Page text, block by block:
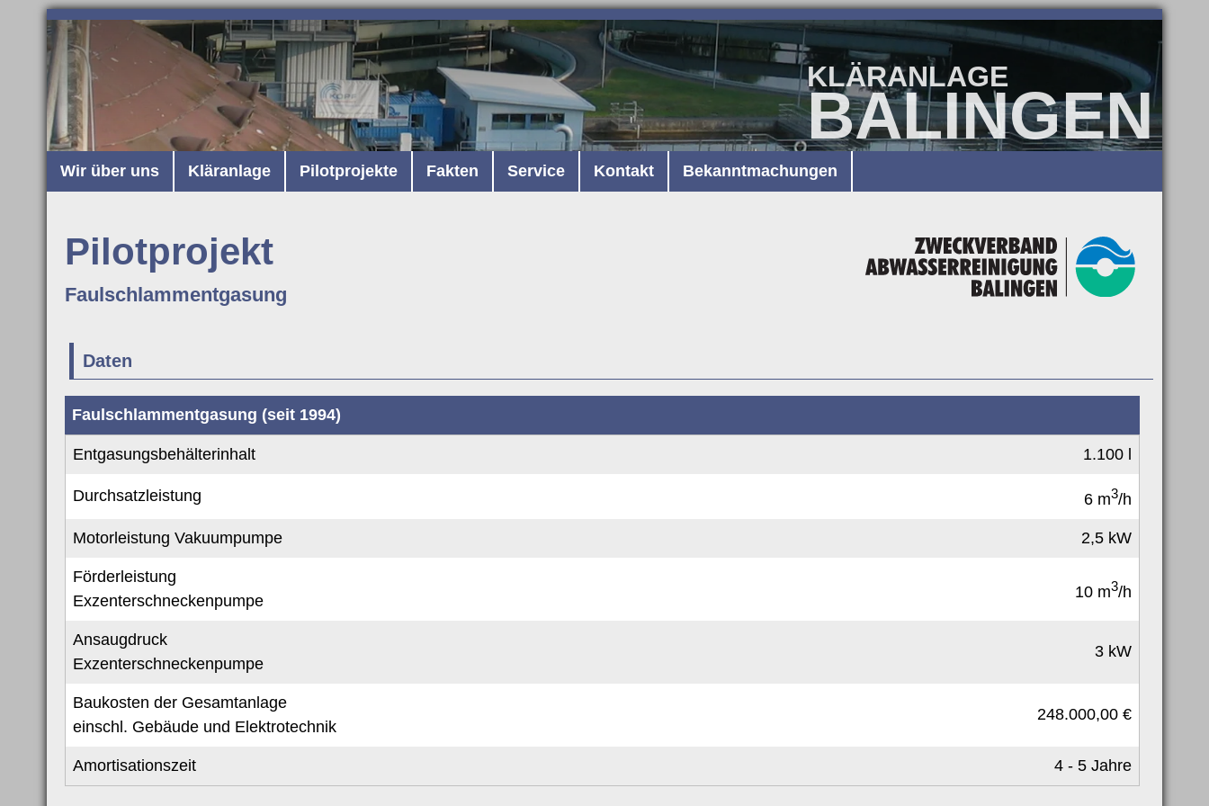
KLÄRANLAGE
BALINGEN
Wir über uns Kläranlage Pilotprojekte Fakten Service Kontakt Bekanntmachungen
Pilotprojekt
Faulschlammentgasung
Daten
Faulschlammentgasung (seit 1994)
Entgasungsbehälterinhalt 1.100 l
Durchsatzleistung 6 m3/h
Motorleistung Vakuumpumpe 2,5 kW
Förderleistung
Exzenterschneckenpumpe
10 m3/h
Ansaugdruck
Exzenterschneckenpumpe
3 kW
Baukosten der Gesamtanlage
einschl. Gebäude und Elektrotechnik
248.000,00 €
Amortisationszeit 4 - 5 Jahre